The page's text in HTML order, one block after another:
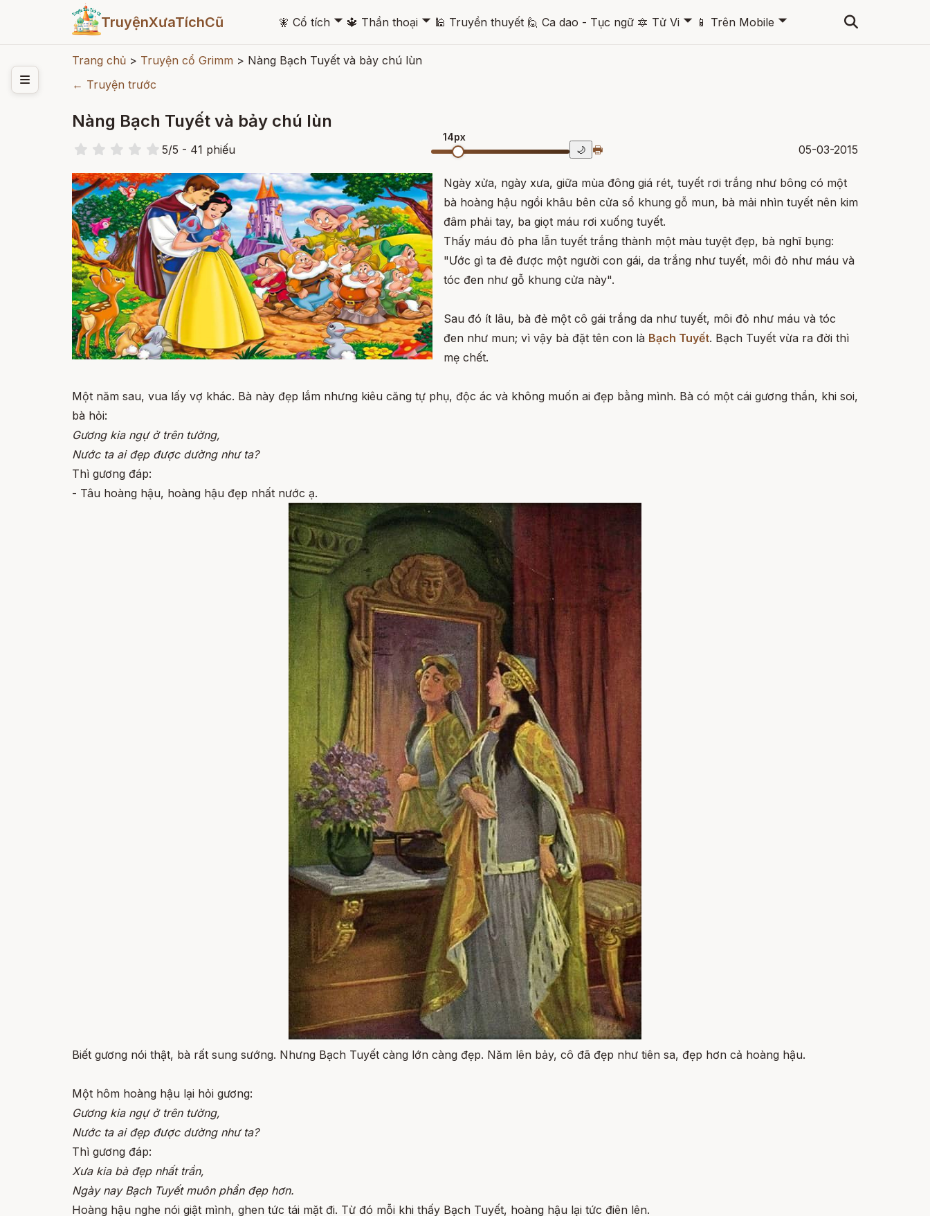
TruyệnXưaTíchCũ 🧚 Cổ tích 🞃 🔱 Thần thoại 🞃 🕌 Truyền thuyết 🙋 Ca dao - Tục ngữ 🔯 Tử Vi 🞃 📱 Trên Mobile 🞃
Trang chủ > Truyện cổ Grimm > Nàng Bạch Tuyết và bảy chú lùn
← Truyện trước
Nàng Bạch Tuyết và bảy chú lùn
5/5 - 41 phiếu
14px
🌙 🖶 05-03-2015
Ngày xửa, ngày xưa, giữa mùa đông giá rét, tuyết rơi trắng như bông có một
bà hoàng hậu ngồi khâu bên cửa sổ khung gỗ mun, bà mải nhìn tuyết nên kim
đâm phải tay, ba giọt máu rơi xuống tuyết.
Thấy máu đỏ pha lẫn tuyết trắng thành một màu tuyệt đẹp, bà nghĩ bụng:
"Ước gì ta đẻ được một người con gái, da trắng như tuyết, môi đỏ như máu và
tóc đen như gỗ khung cửa này".
Sau đó ít lâu, bà đẻ một cô gái trắng da như tuyết, môi đỏ như máu và tóc
đen như mun; vì vậy bà đặt tên con là Bạch Tuyết. Bạch Tuyết vừa ra đời thì
mẹ chết.
Một năm sau, vua lấy vợ khác. Bà này đẹp lắm nhưng kiêu căng tự phụ, độc ác và không muốn ai đẹp bằng mình. Bà có một cái gương thần, khi soi,
bà hỏi:
Gương kia ngự ở trên tường,
Nước ta ai đẹp được dường như ta?
Thì gương đáp:
- Tâu hoàng hậu, hoàng hậu đẹp nhất nước ạ.
Biết gương nói thật, bà rất sung sướng. Nhưng Bạch Tuyết càng lớn càng đẹp. Năm lên bảy, cô đã đẹp như tiên sa, đẹp hơn cả hoàng hậu.
Một hôm hoàng hậu lại hỏi gương:
Gương kia ngự ở trên tường,
Nước ta ai đẹp được dường như ta?
Thì gương đáp:
Xưa kia bà đẹp nhất trần,
Ngày nay Bạch Tuyết muôn phần đẹp hơn.
Hoàng hậu nghe nói giật mình, ghen tức tái mặt đi. Từ đó mỗi khi thấy Bạch Tuyết, hoàng hậu lại tức điên lên.